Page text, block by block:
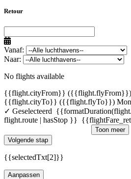
Retour
Vanaf:
Naar:
No flights available
{{flight.cityFrom}} ({{flight.flyFrom}})
{{flight.cityTo}} ({{flight.flyTo}})
✓ Geselecteerd
flight.route | hasStop }}
Toon meer
Volgende stap
{{selectedTxt[2]}}
Aanpassen